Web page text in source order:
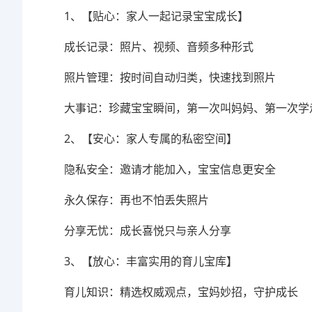
1、【贴心：家人一起记录宝宝成长】
成长记录：照片、视频、音频多种形式
照片管理：按时间自动归类，快速找到照片
大事记：珍藏宝宝瞬间，第一次叫妈妈、第一次
2、【安心：家人专属的私密空间】
隐私安全：邀请才能加入，宝宝信息更安全
永久保存：再也不怕丢失照片
分享无忧：成长喜悦只与亲人分享
3、【放心：丰富实用的育儿宝库】
育儿知识：精选权威观点，宝妈妙招，守护成长